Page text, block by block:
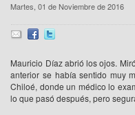
Martes, 01 de Noviembre de 2016
Mauricio Díaz abrió los ojos.
anterior se había sentido muy
Chiloé, donde un médico lo
lo que pasó después, pero